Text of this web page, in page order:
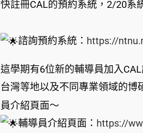
快註冊CAL的預約系統，2/20系
諮詢預約系統： https://
這學期有6位新的輔導員加入
台灣等地以及不同專業領域的博
員介紹頁面～
輔導員介紹頁面： https://